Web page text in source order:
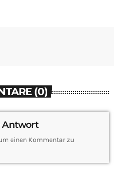
(0)
Antwort
einen Kommentar zu